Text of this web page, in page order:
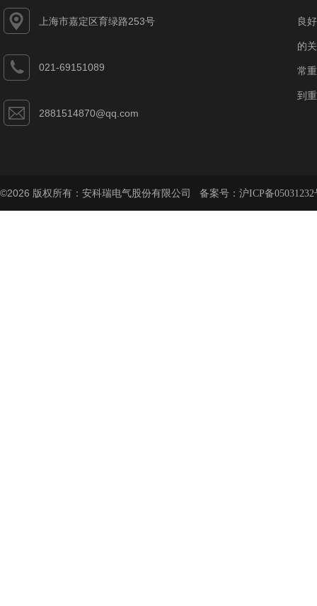
上海市嘉定区育绿路253号
021-69151089
2881514870@qq.com
良
的
常
到
©2026 版权所有：安科瑞电气股份有限公司 备案号： 沪ICP备05031232